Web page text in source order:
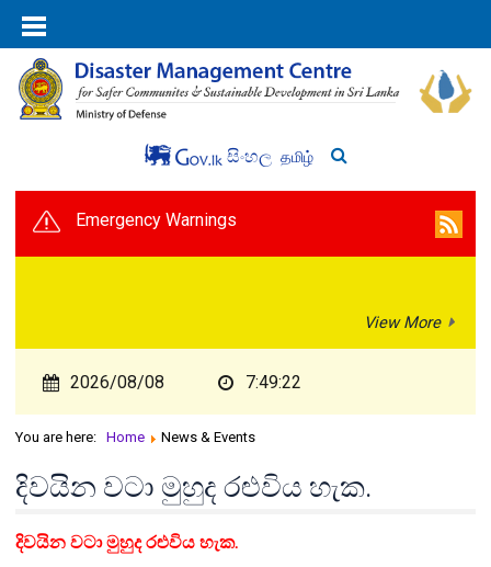
සිංහල தமிழ்
Emergency Warnings
View More
2026/08/08 7:49:22
You are here: Home News & Events
දිවයින වටා මුහුද රළුවිය හැක.
දිවයින වටා මුහුද රළුවිය හැක.